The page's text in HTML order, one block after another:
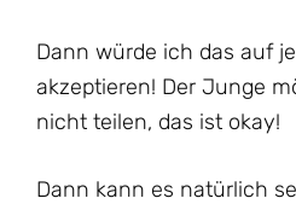
Dann würde ich das auf
akzeptieren! Der Junge
nicht teilen, das ist okay!
Dann kann es natürlich